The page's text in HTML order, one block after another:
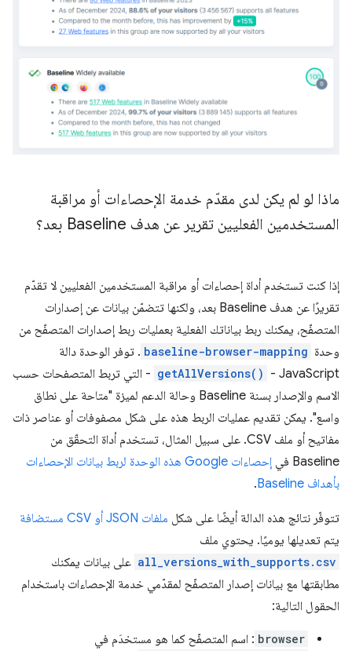
ماذا لو لم يكن لدى مقدّم خدمة الإحصاءات أو مراقبة
المستخدمين الفعليين تقرير عن هدف Baseline بعد؟
إذا كنت تستخدم أداة إحصاءات أو مراقبة المستخدمين الفعليين لا تقدّم
تقريرًا عن هدف Baseline بعد، ولكنها تتضمّن بيانات عن إصدارات
المتصفّح، يمكنك ربط بياناتك الفعلية بعمليات ربط إصدارات المتصفّح من
وحدة baseline-browser-mapping . توفر الوحدة دالة
JavaScript -
getAllVersions() - التي تربط المتصفحات حسب
الاسم والإصدار بسنة Baseline وحالة الدعم لميزة "متاحة على نطاق
واسع". يمكن تقديم عمليات الربط هذه على شكل مصفوفات أو عناصر ذات
مفاتيح أو ملف CSV. على سبيل المثال، تستخدم أداة التحقّق من
Baseline في
إحصاءات Google هذه الوحدة لربط بيانات الإحصاءات
بأهداف Baseline
.
تتوفّر نتائج هذه الدالة أيضًا على شكل ملفات JSON أو CSV مستضافة
يتم تعديلها يوميًا. يحتوي ملف
all_versions_with_supports.csv على بيانات يمكنك
مطابقتها مع بيانات إصدار المتصفّح لمقدّمي خدمة الإحصاءات باستخدام
الحقول التالية:
browser : اسم المتصفّح كما هو مستخدَم في